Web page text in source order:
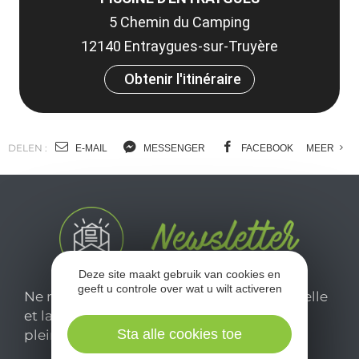
5 Chemin du Camping
12140 Entraygues-sur-Truyère
Obtenir l'itinéraire
DELEN : E-MAIL MESSENGER FACEBOOK MEER
Ne manquez pas notre newsletter mensuelle
et laissez-vous inspirer pour profiter
pleinement de votre séjour en Aveyron.
Deze site maakt gebruik van cookies en
geeft u controle over wat u wilt activeren
Sta alle cookies toe